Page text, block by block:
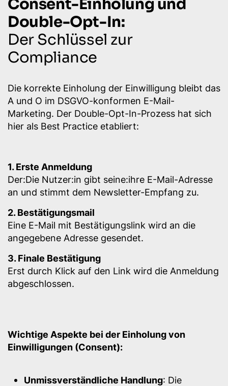
Consent-Einholung und
Double-Opt-In:
Der Schlüssel zur
Compliance
Die korrekte Einholung der Einwilligung bleibt das
A und O im DSGVO-konformen E-Mail-
Marketing. Der Double-Opt-In-Prozess hat sich
hier als Best Practice etabliert:
1. Erste Anmeldung
Der:Die Nutzer:in gibt seine:ihre E-Mail-Adresse
an und stimmt dem Newsletter-Empfang zu.
2. Bestätigungsmail
Eine E-Mail mit Bestätigungslink wird an die
angegebene Adresse gesendet.
3. Finale Bestätigung
Erst durch Klick auf den Link wird die Anmeldung
abgeschlossen.
Wichtige Aspekte bei der Einholung von
Einwilligungen (Consent):
Unmissverständliche Handlung: Die